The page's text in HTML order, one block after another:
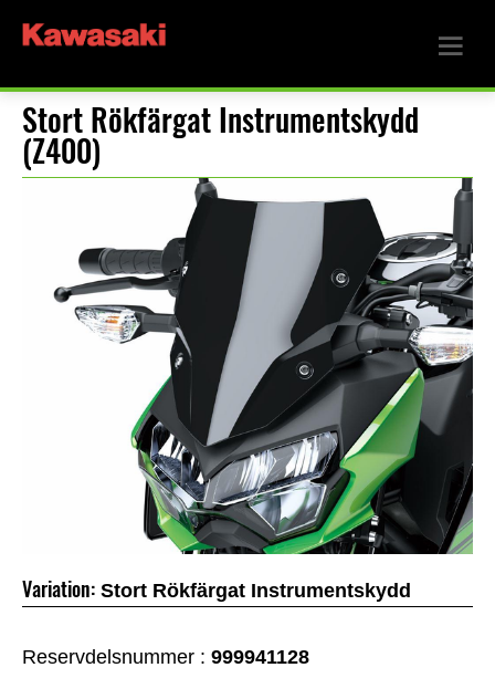
Stort Rökfärgat Instrumentskydd
(Z400)
Variation: Stort Rökfärgat Instrumentskydd
Reservdelsnummer : 999941128